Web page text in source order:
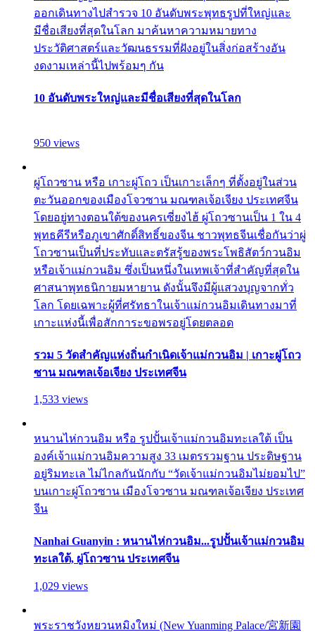
ออกเดินทางไปสำรวจ 10 อันดับพระพุทธรูปที่ใหญ่และ
มีชื่อเสียงที่สุดในโลก มาค้นหาความหมายทาง
ประวัติศาสตร์และวัฒนธรรมที่ฝังอยู่ในสิ่งก่อสร้างอัน
งดงามเหล่านี้ไปพร้อมๆ กัน
10 อันดับพระใหญ่และมีชื่อเสียงที่สุดในโลก
950 views
ผู่โถวซาน หรือ เกาะผู่โถว เป็นเกาะเล็กๆ ที่ตั้งอยู่ในส่วน
ตะวันออกของเมืองโจวซาน มณฑลเจ้อเจียง ประเทศจีน
โดยอยู่ทางตอนใต้ของนครเซี่ยงไฮ้ ผู่โถวซานเป็น 1 ใน 4
พุทธคีรีหรือภูเขาศักดิ์สิทธิ์ของจีน ชาวพุทธจีนเชื่อกันว่าผู่
โถวซานเป็นที่ประทับและตรัสรู้ของพระโพธิสัตว์กวนอิม
หรือเจ้าแม่กวนอิม ซึ่งเป็นหนึ่งในเทพเจ้าที่สำคัญที่สุดใน
ศาสนาพุทธนิกายมหายาน ดังนั้นจึงมีผู้แสวงบุญจากทั่ว
โลก โดยเฉพาะผู้ที่ศรัทธาในเจ้าแม่กวนอิมเดินทางมาที่
เกาะแห่งนี้เพื่อสักการะขอพรอยู่โดยตลอด
รวม 5 วัดสำคัญแห่งถิ่นกำเนิดเจ้าแม่กวนอิม | เกาะผู่โถว
ซาน มณฑลเจ้อเจียง ประเทศจีน
1,533 views
หนานไห่กวนอิม หรือ รูปปั้นเจ้าแม่กวนอิมทะเลใต้ เป็น
องค์เจ้าแม่กวนอิมความสูง 33 เมตรรวมฐาน ประดิษฐาน
อยู่ริมทะเล ไม่ไกลกันนักกับ “วัดเจ้าแม่กวนอิมไม่ยอมไป”
บนเกาะผู่โถวซาน เมืองโจวซาน มณฑลเจ้อเจียง ประเทศ
จีน
Nanhai Guanyin : หนานไห่กวนอิม...รูปปั้นเจ้าแม่กวนอิม
ทะเลใต้, ผู่โถวซาน ประเทศจีน
1,029 views
พระราชวังหยวนหมิงใหม่ (New Yuanming Palace/宮新園